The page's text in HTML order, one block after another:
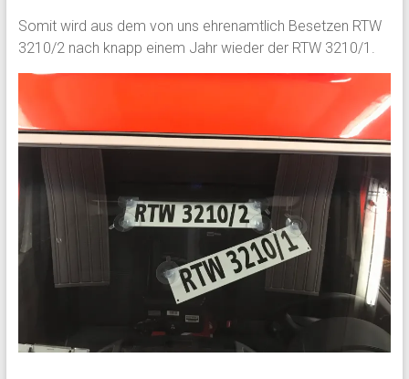
Somit wird aus dem von uns ehrenamtlich Besetzen RTW
3210/2 nach knapp einem Jahr wieder der RTW 3210/1.